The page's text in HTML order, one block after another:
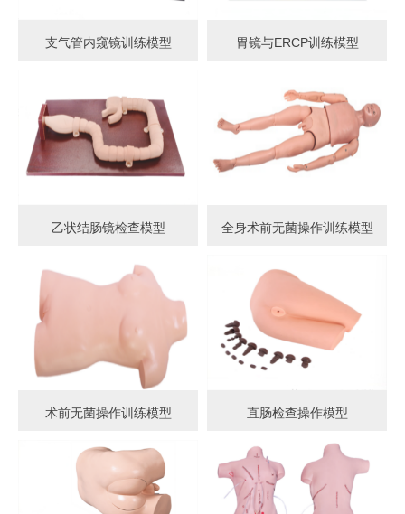
支气管内窥镜训练模型 胃镜与ERCP训练模型
乙状结肠镜检查模型 全身术前无菌操作训练模型
术前无菌操作训练模型 直肠检查操作模型